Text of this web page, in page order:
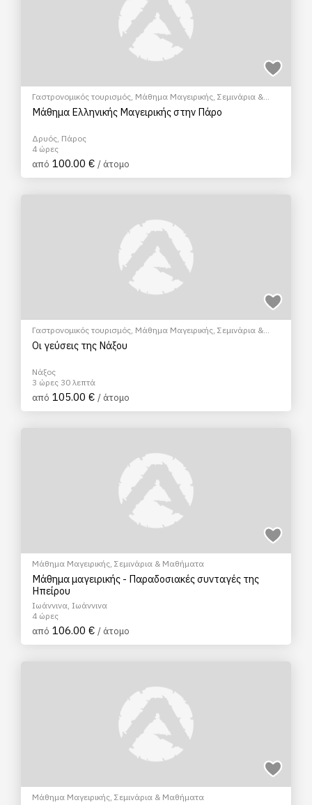
Γαστρονομικός τουρισμός, Μάθημα Μαγειρικής, Σεμινάρια &
Μαθήματα
Μάθημα Ελληνικής Μαγειρικής στην Πάρο
Δρυός, Πάρος
4 ώρες
από 100.00 € / άτομο
Γαστρονομικός τουρισμός, Μάθημα Μαγειρικής, Σεμινάρια &
Μαθήματα
Οι γεύσεις της Νάξου
Νάξος
3 ώρες 30 λεπτά
από 105.00 € / άτομο
Μάθημα Μαγειρικής, Σεμινάρια & Μαθήματα
Μάθημα μαγειρικής - Παραδοσιακές συνταγές της
Ηπείρου
Ιωάννινα, Ιωάννινα
4 ώρες
από 106.00 € / άτομο
Μάθημα Μαγειρικής, Σεμινάρια & Μαθήματα